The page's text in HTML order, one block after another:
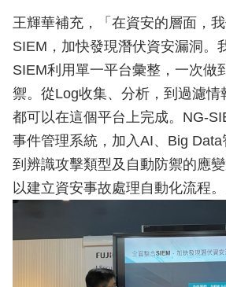
王輝華補充，「在資安的層面，
SIEM，加快發現潛伏資安漏洞。
SIEM利用單一平台彙整，一次做
禦。從Log收集、分析，到過濾情
都可以在這個平台上完成。NG-
事件管理系統，加入AI、Big
到辨識攻擊類型及自動防禦的應
以建立資安事故處理自動化流程。